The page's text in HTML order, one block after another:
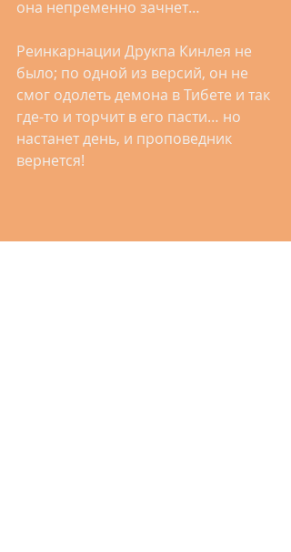
она непременно зачнет…
Реинкарнации Друкпа Кинлея не
было; по одной из версий, он не
смог одолеть демона в Тибете и так
где-то и торчит в его пасти… но
настанет день, и проповедник
вернется!